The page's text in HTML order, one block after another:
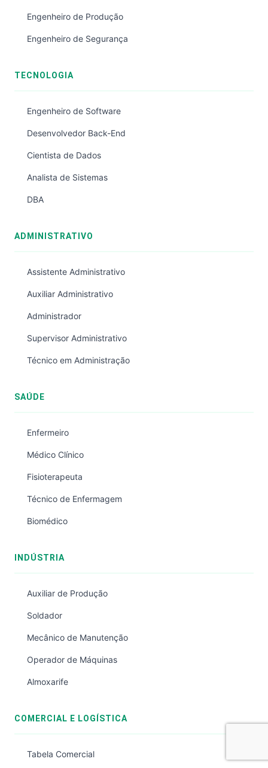
Engenheiro de Produção
Engenheiro de Segurança
TECNOLOGIA
Engenheiro de Software
Desenvolvedor Back-End
Cientista de Dados
Analista de Sistemas
DBA
ADMINISTRATIVO
Assistente Administrativo
Auxiliar Administrativo
Administrador
Supervisor Administrativo
Técnico em Administração
SAÚDE
Enfermeiro
Médico Clínico
Fisioterapeuta
Técnico de Enfermagem
Biomédico
INDÚSTRIA
Auxiliar de Produção
Soldador
Mecânico de Manutenção
Operador de Máquinas
Almoxarife
COMERCIAL E LOGÍSTICA
Tabela Comercial